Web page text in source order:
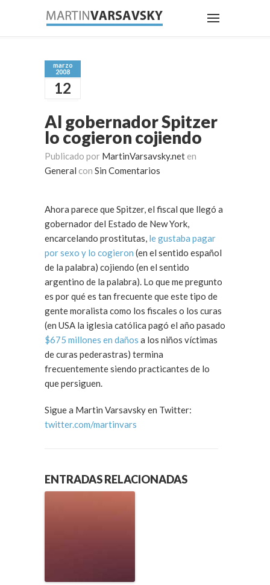
marzo
2008
12
Al gobernador Spitzer
lo cogieron cojiendo
Publicado por MartinVarsavsky.net en
General con Sin Comentarios
Ahora parece que Spitzer, el fiscal que llegó a
gobernador del Estado de New York,
encarcelando prostitutas, le gustaba pagar
por sexo y lo cogieron (en el sentido español
de la palabra) cojiendo (en el sentido
argentino de la palabra). Lo que me pregunto
es por qué es tan frecuente que este tipo de
gente moralista como los fiscales o los curas
(en USA la iglesia católica pagó el año pasado
$675 millones en daños a los niños víctimas
de curas pederastras) termina
frecuentemente siendo practicantes de lo
que persiguen.
Sigue a Martin Varsavsky en Twitter:
twitter.com/martinvars
ENTRADAS RELACIONADAS